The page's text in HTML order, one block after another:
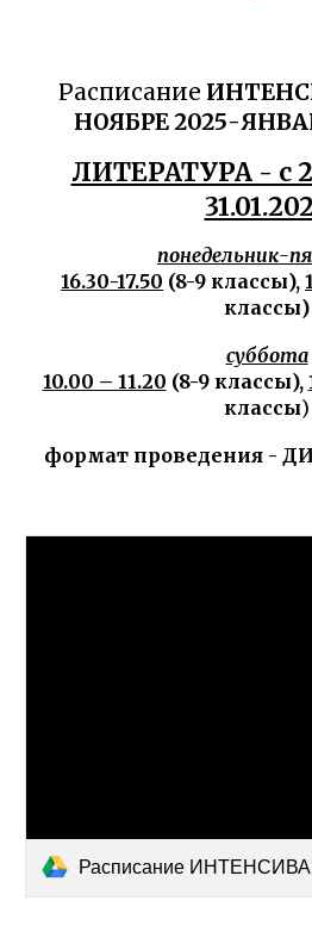
Расписание
НОЯБРЕ 2025-
ЛИТЕРАТУРА - с
понедельник-
16.30-17.50 (8-9 классы),
классы)
суббота
10.00 – 11.20 (8-9 классы),
классы)
формат проведения -
Расписание ИНТЕНСИВА ЛИТ